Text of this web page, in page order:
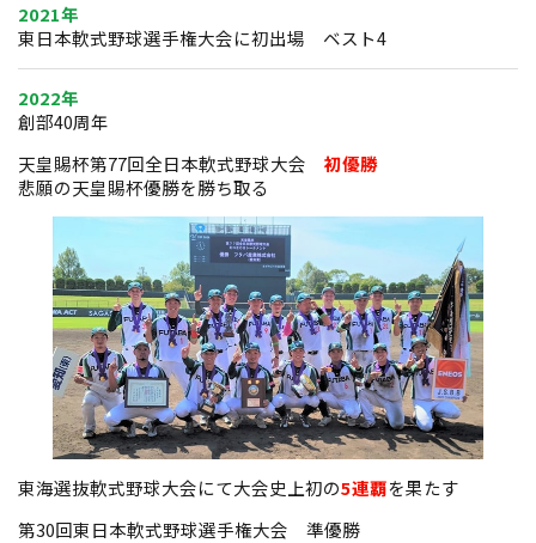
2021年
東日本軟式野球選手権大会に初出場 ベスト4
2022年
創部40周年
天皇賜杯第77回全日本軟式野球大会 初優勝
悲願の天皇賜杯優勝を勝ち取る
東海選抜軟式野球大会にて大会史上初の5連覇を果たす
第30回東日本軟式野球選手権大会 準優勝